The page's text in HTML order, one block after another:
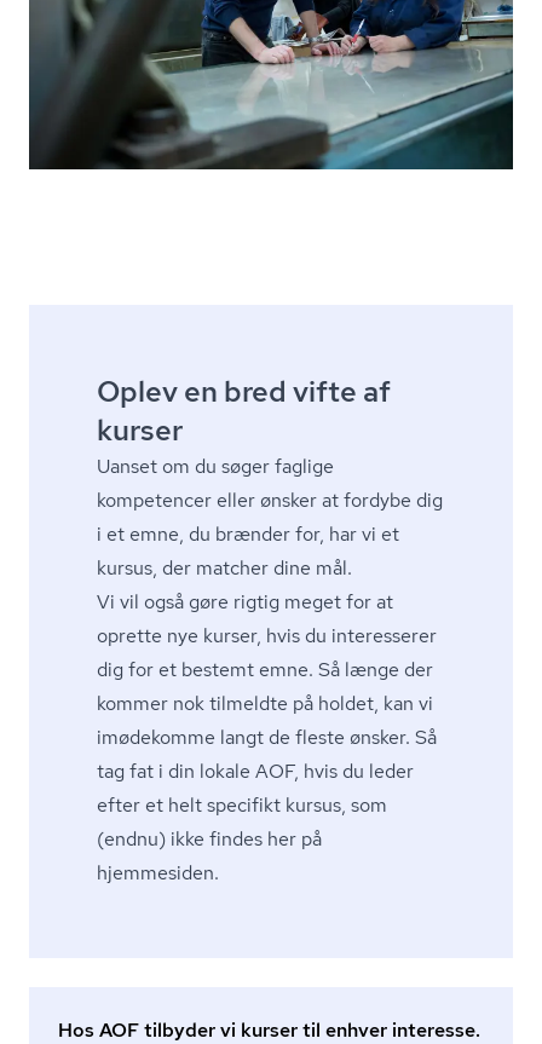
Oplev en bred vifte af
kurser
Uanset om du søger faglige
kompetencer eller ønsker at fordybe dig
i et emne, du brænder for, har vi et
kursus, der matcher dine mål.
Vi vil også gøre rigtig meget for at
oprette nye kurser, hvis du interesserer
dig for et bestemt emne. Så længe der
kommer nok tilmeldte på holdet, kan vi
imødekomme langt de fleste ønsker. Så
tag fat i din lokale AOF, hvis du leder
efter et helt specifikt kursus, som
(endnu) ikke findes her på
hjemmesiden.
Hos AOF tilbyder vi kurser til enhver interesse.